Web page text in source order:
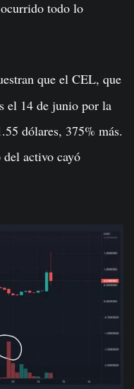
todo lo
que el CEL, que
el 14 de junio por la
dólares, 375% más.
del activo cayó